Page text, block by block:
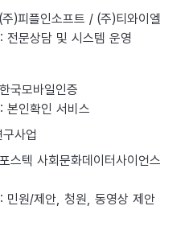
)피플인소프트 / (주)티와이엘
전문상담 및 시스템 운영
국모바일인증
본인확인 서비스
사업
스텍 사회문화데이터사이언스
민원/제안, 청원, 동영상 제안